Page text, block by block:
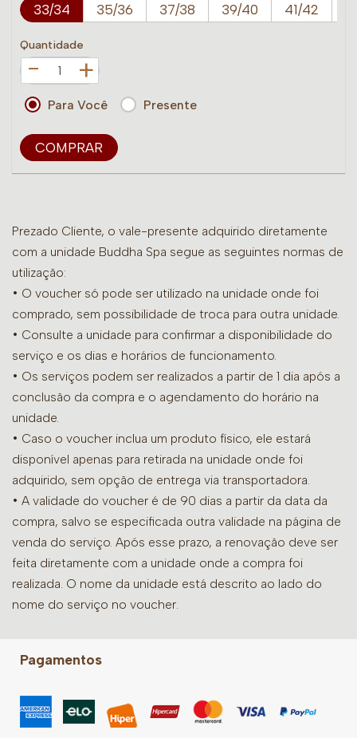
33/34 35/36 37/38 39/40 41/42
Quantidade
+
Para Você Presente
COMPRAR
Prezado Cliente, o vale-presente adquirido diretamente
com a unidade Buddha Spa segue as seguintes normas de
utilização:
• O voucher só pode ser utilizado na unidade onde foi
comprado, sem possibilidade de troca para outra unidade.
• Consulte a unidade para confirmar a disponibilidade do
serviço e os dias e horários de funcionamento.
• Os serviços podem ser realizados a partir de 1 dia após a
conclusão da compra e o agendamento do horário na
unidade.
• Caso o voucher inclua um produto físico, ele estará
disponível apenas para retirada na unidade onde foi
adquirido, sem opção de entrega via transportadora.
• A validade do voucher é de 90 dias a partir da data da
compra, salvo se especificada outra validade na página de
venda do serviço. Após esse prazo, a renovação deve ser
feita diretamente com a unidade onde a compra foi
realizada. O nome da unidade está descrito ao lado do
nome do serviço no voucher.
Pagamentos